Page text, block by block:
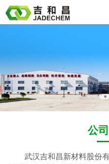
公
武汉吉和昌新材料股份